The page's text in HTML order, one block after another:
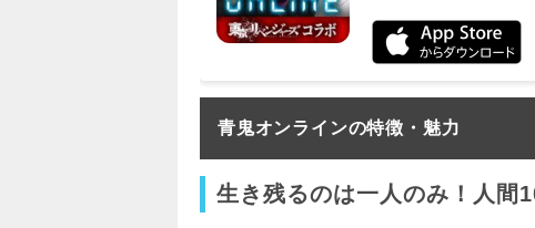
青鬼オンラインの特徴・魅力
生き残るのは一人のみ！人間